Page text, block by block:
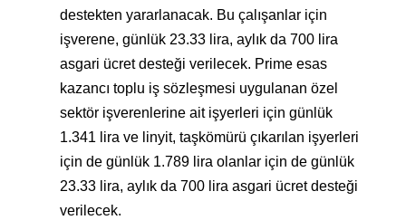
destekten yararlanacak. Bu çalışanlar için
işverene, günlük 23.33 lira, aylık da 700 lira
asgari ücret desteği verilecek. Prime esas
kazancı toplu iş sözleşmesi uygulanan özel
sektör işverenlerine ait işyerleri için günlük
1.341 lira ve linyit, taşkömürü çıkarılan işyerleri
için de günlük 1.789 lira olanlar için de günlük
23.33 lira, aylık da 700 lira asgari ücret desteği
verilecek.